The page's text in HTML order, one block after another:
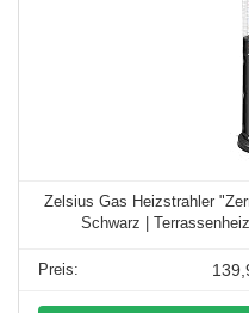
Zelsius Gas Heizstrahler
Schwarz |